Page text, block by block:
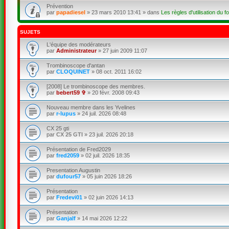
Prévention
par papadiesel» 23 mars 2010 13:41 » dans Les règles d'utilisation du
SUJETS
L'équipe des modérateurs
par Administrateur» 27 juin 2009 11:07
Trombinoscope d'antan
par CLOQUINET» 08 oct. 2011 16:02
[2008] Le trombinoscope des membres.
par bebert59 ✞ » 20 févr. 2008 09:43
Nouveau membre dans les Yvelines
par r-lupus» 24 juil. 2026 08:48
CX 25 gti
par CX 25 GTI» 23 juil. 2026 20:18
Présentation de Fred2029
par fred2059» 02 juil. 2026 18:35
Presentation Augustin
par dufour57» 05 juin 2026 18:26
Présentation
par Fredevi01» 02 juin 2026 14:13
Présentation
par Ganjalf» 14 mai 2026 12:22